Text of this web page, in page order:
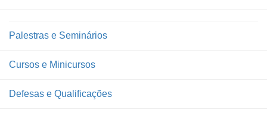
Palestras e Seminários
Cursos e Minicursos
Defesas e Qualificações